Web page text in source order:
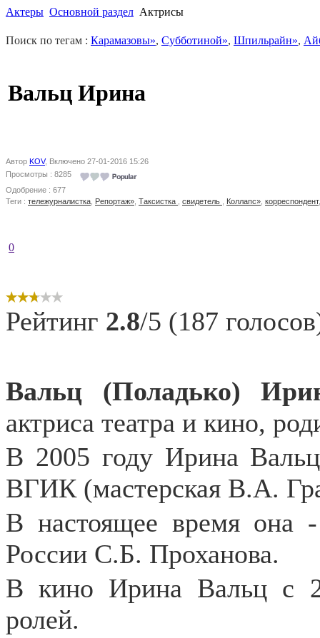
Актеры Основной раздел Актрисы
Поиск по тегам : Карамазовы», Субботиной», Шпильрайн»,
Вальц Ирина
Автор KOV, Включено 27-01-2016 15:26
Просмотры : 8285
Одобрение : 677
Теги : тележурналистка Репортаж» Таксистка свидетель Коллапс» корреспондент
0
Рейтинг 2.8/5 (187
Вальц (Поладько)
актриса театра и кино,
В 2005 году Ирина Вальц
ВГИК (мастерская В.А.
В настоящее время она
России С.Б. Проханова.
В кино Ирина Вальц с
ролей.